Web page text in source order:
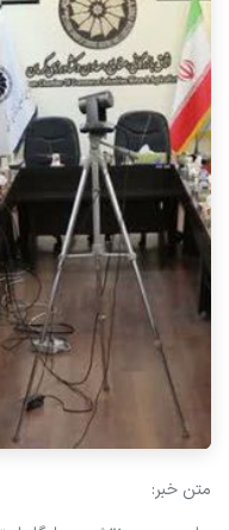
متن خبر: